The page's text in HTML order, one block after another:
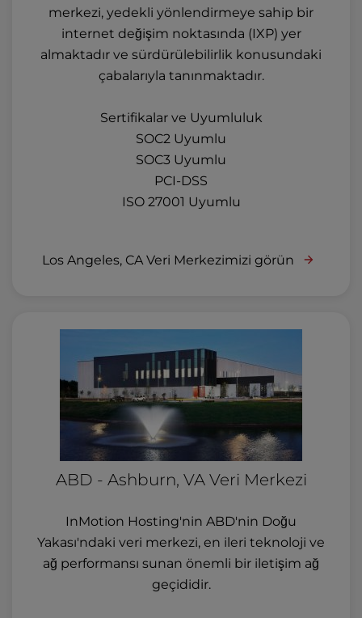
merkezi, yedekli yönlendirmeye sahip bir
internet değişim noktasında (IXP) yer
almaktadır ve sürdürülebilirlik konusundaki
çabalarıyla tanınmaktadır.
Sertifikalar ve Uyumluluk
SOC2 Uyumlu
SOC3 Uyumlu
PCI-DSS
ISO 27001 Uyumlu
Los Angeles, CA Veri Merkezimizi görün
ABD - Ashburn, VA Veri Merkezi
InMotion Hosting'nin ABD'nin Doğu
Yakası'ndaki veri merkezi, en ileri teknoloji ve
ağ performansı sunan önemli bir iletişim ağ
geçididir.